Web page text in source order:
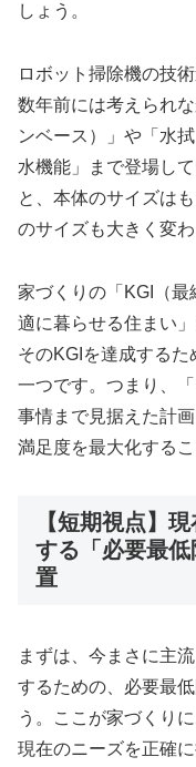
しょう。
ロボット掃除機の技
数年前には考えられ
ンベース）」や「水
水機能」まで登場し
と、本体のサイズは
のサイズも大きく変わ
家づくりの「KGI（
適に暮らせる住まい
そのKGIを達成する
一つです。つまり、
事情まで見据えた計
満足度を最大化する
【短期視点】
する「必要最
置
まずは、今まさに主
するための、必要最
う。ここが家づくり
現在のニーズを正確